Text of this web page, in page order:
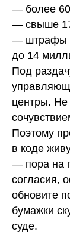
— более
— свыше
— штрафы
до 14
Под
центры. Не
Поэтому
в коде
— пора на
согласия,
обновите
бумажки
суде.